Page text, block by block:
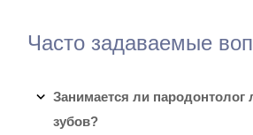
Часто задаваемые
Занимается ли пародонтолог
зубов?